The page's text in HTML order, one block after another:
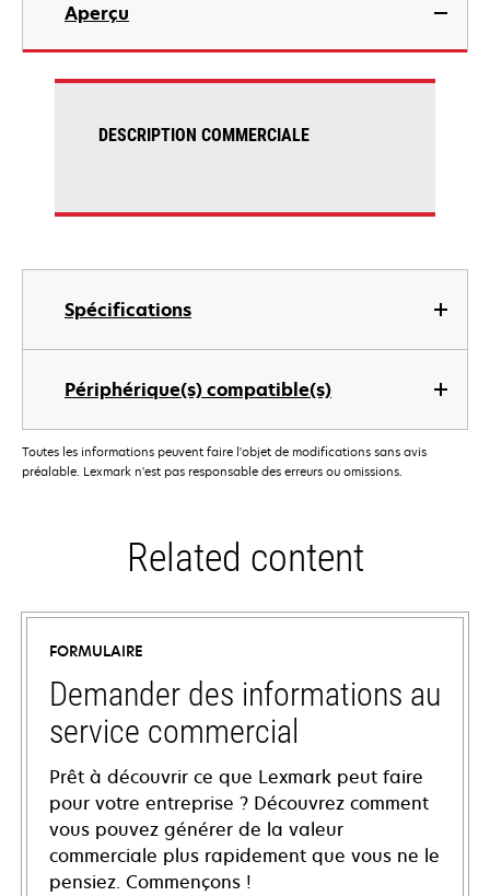
Aperçu
Spécifications
Périphérique(s) compatible(s)
DESCRIPTION COMMERCIALE
Toutes les informations peuvent faire l'objet de modifications sans avis
préalable. Lexmark n'est pas responsable des erreurs ou omissions.
Related content
FORMULAIRE
Demander des informations au
service commercial
Prêt à découvrir ce que Lexmark peut faire
pour votre entreprise ? Découvrez comment
vous pouvez générer de la valeur
commerciale plus rapidement que vous ne le
pensiez. Commençons !